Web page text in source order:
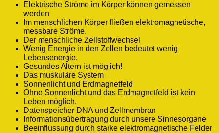
Elektrische Ströme im Körper können gemessen
werden
Im menschlichen Körper fließen elektromagnetische,
messbare Ströme.
Der menschliche Zellstoffwechsel
Wenig Energie in den Zellen bedeutet wenig
Lebensenergie.
Gesundes Altern ist möglich!
Das muskuläre System
Sonnenlicht und Erdmagnetfeld
Ohne Sonnenlicht und das Erdmagnetfeld ist kein
Leben möglich.
Datenspeicher DNA und Zellmembran
Informationsübertragung durch unsere Sinnesorgane
Beeinflussung durch starke elektromagnetische Felder